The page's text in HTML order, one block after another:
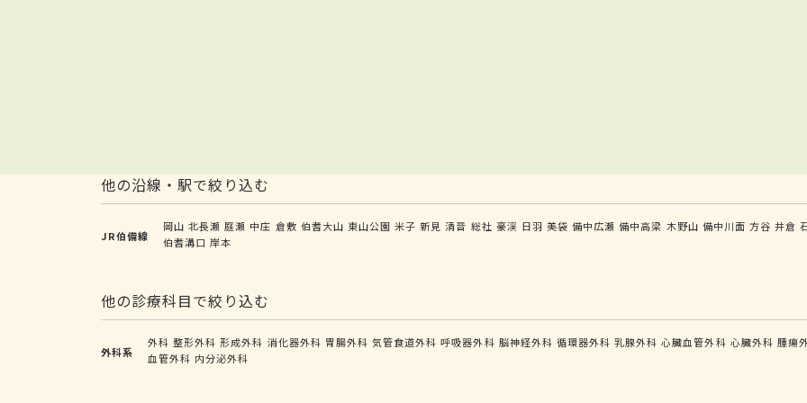
他の沿線・駅で絞り込む
JR伯備線
岡山 北長瀬 庭瀬 中庄 倉敷 伯耆大山 東山公園 米子 新見 清音 総社 豪渓 日羽 美袋 備中広瀬 備中高梁 木野山 備中川面 方谷 井倉
伯耆溝口 岸本
他の診療科目で絞り込む
外科系
外科 整形外科 形成外科 消化器外科 胃腸外科 気管食道外科 呼吸器外科 脳神経外科 循環器外科 乳腺外科 心臓血管外科 心臓外科 腫瘍
血管外科 内分泌外科